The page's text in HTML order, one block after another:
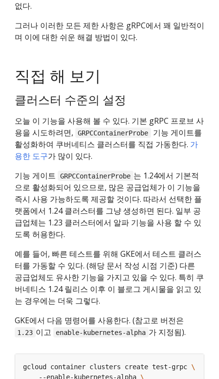
없다.
그러나 이러한 모든 제한 사항은 gRPC에서 꽤 일반적이
며 이에 대한 쉬운 해결 방법이 있다.
직접 해 보기
클러스터 수준의 설정
오늘 이 기능을 사용해 볼 수 있다. 기본 gRPC 프로브 사
용을 시도하려면,
GRPCContainerProbe
기능 게이트를
활성화하여 쿠버네티스 클러스터를 직접 가동한다. 가
용한 도구가 많이 있다.
기능 게이트
GRPCContainerProbe 는 1.24에서 기본적
으로 활성화되어 있으므로, 많은 공급업체가 이 기능을
즉시 사용 가능하도록 제공할 것이다. 따라서 선택한 플
랫폼에서 1.24 클러스터를 그냥 생성하면 된다. 일부 공
급업체는 1.23 클러스터에서 알파 기능을 사용 할 수 있
도록 허용한다.
예를 들어, 빠른 테스트를 위해 GKE에서 테스트 클러스
터를 가동할 수 있다. (해당 문서 작성 시점 기준) 다른
공급업체도 유사한 기능을 가지고 있을 수 있다. 특히 쿠
버네티스 1.24 릴리스 이후 이 블로그 게시물을 읽고 있
는 경우에는 더욱 그렇다.
GKE에서 다음 명령어를 사용한다. (참고로 버전은
1.23 이고 enable-kubernetes-alpha 가 지정됨).
gcloud container clusters create test-grpc
    --enable-kubernetes-alpha